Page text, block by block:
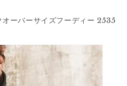
オーバーサイズフーディー 2535